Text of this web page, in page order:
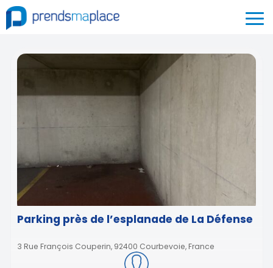
Parking près de l’esplanade de La Défense
3 Rue François Couperin, 92400 Courbevoie, France